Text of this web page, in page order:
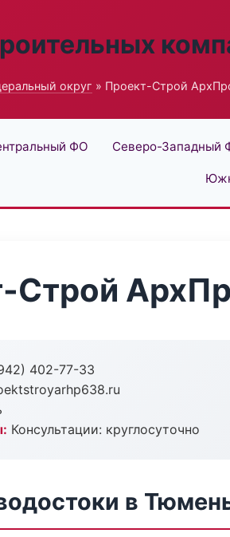
округ » Проект-Строй
ФО Северо-Западный
Строй
402-77-33
Консультации: круглосуточно
в